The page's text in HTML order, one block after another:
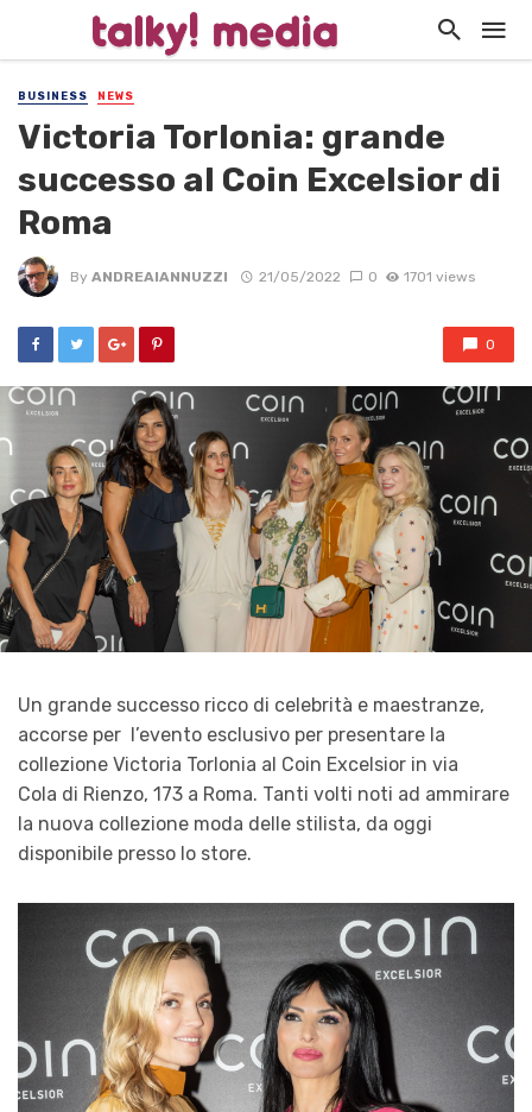
BUSINESS NEWS
Victoria Torlonia: grande
successo al Coin Excelsior di
Roma
By ANDREAIANNUZZI 21/05/2022 0 1701 views
0
Un grande successo ricco di celebrità e maestranze,
accorse per l’evento esclusivo per presentare la
collezione Victoria Torlonia al Coin Excelsior in via
Cola di Rienzo, 173 a Roma. Tanti volti noti ad ammirare
la nuova collezione moda delle stilista, da oggi
disponibile presso lo store.